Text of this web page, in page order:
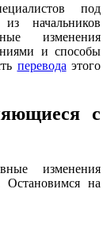
под
начальников
изменения
и способы
перевода этого
с
изменения
Остановимся на